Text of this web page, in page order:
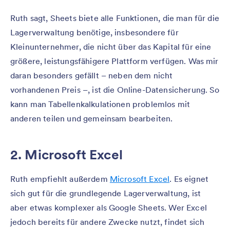
Ruth sagt, Sheets biete alle Funktionen, die man für die
Lagerverwaltung benötige, insbesondere für
Kleinunternehmer, die nicht über das Kapital für eine
größere, leistungsfähigere Plattform verfügen. Was mir
daran besonders gefällt – neben dem nicht
vorhandenen Preis –, ist die Online-Datensicherung. So
kann man Tabellenkalkulationen problemlos mit
anderen teilen und gemeinsam bearbeiten.
2. Microsoft Excel
Ruth empfiehlt außerdem Microsoft Excel. Es eignet
sich gut für die grundlegende Lagerverwaltung, ist
aber etwas komplexer als Google Sheets. Wer Excel
jedoch bereits für andere Zwecke nutzt, findet sich